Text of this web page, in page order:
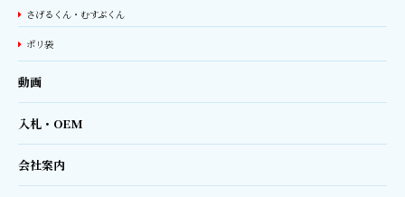
さげるくん・むすぶくん
ポリ袋
動画
入札・OEM
会社案内